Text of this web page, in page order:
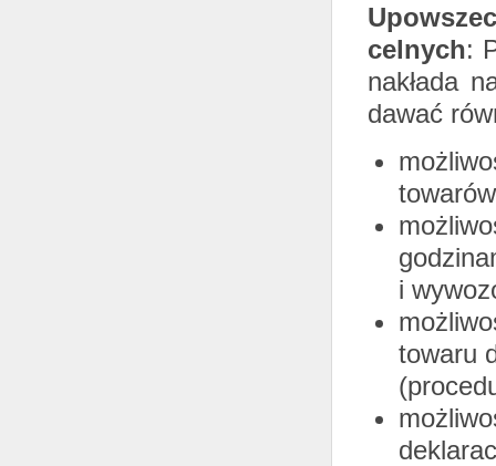
celnych:
nakłada
dawać
i
towaru